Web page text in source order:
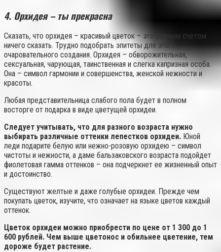
4. Орхидея – ты прекрасна
Сказать, что орхидея – красивый цветок – это ровным счетом
ничего сказать. Трудно подобрать эпитеты для этого
очаровательного создания. Орхидея – обворожительная,
сексуальная, чарующая, таинственная и слегка капризная особа.
Она – символ гармонии и совершенства, женской нежности и
красоты.
Любая представительница слабого пола будет в полном
восторге от подарка в виде цветущей орхидеи.
Следует учитывать, что для разного возраста нужно
выбирать различные оттенки лепестков орхидеи. Юной
леди подарите белую или нежно-розовую орхидею – символ
чистоты и нежности, а даме бальзаковского возраста подойдет
фиолетовая гамма оттенков – она подчеркнет ее жизненный опыт
и достоинство.
Существуют желтые и даже голубые орхидеи. Прежде чем
покупать цветок, изучите, что означает на языке цветов каждый
оттенок.
Цветок орхидеи можно приобрести по цене от 1 300 до 1
600 рублей. Чем выше цветонос и обильнее цветение, тем
дороже будет растение.